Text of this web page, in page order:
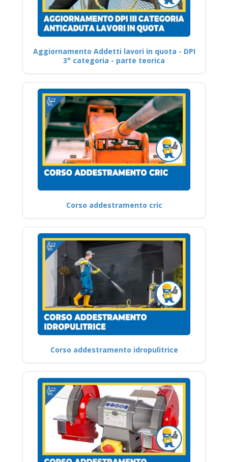
Aggiornamento Addetti lavori in quota - DPI
3° categoria - parte teorica
Corso addestramento cric
Corso addestramento idropulitrice